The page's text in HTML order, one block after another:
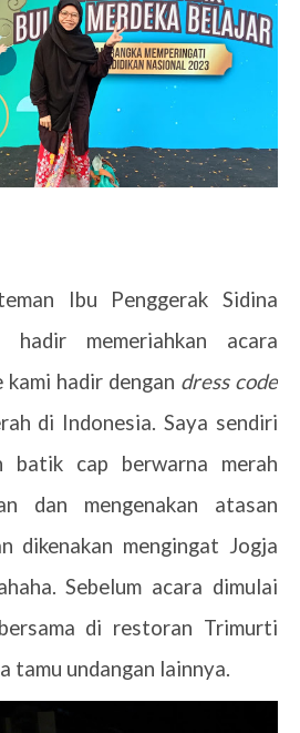
Ibu Penggerak Sidina
memeriahkan acara
hadir dengan dress code
di Indonesia. Saya sendiri
batik cap berwarna merah
dan mengenakan atasan
dikenakan mengingat Jogja
Sebelum acara dimulai
di restoran Trimurti
tamu undangan lainnya.